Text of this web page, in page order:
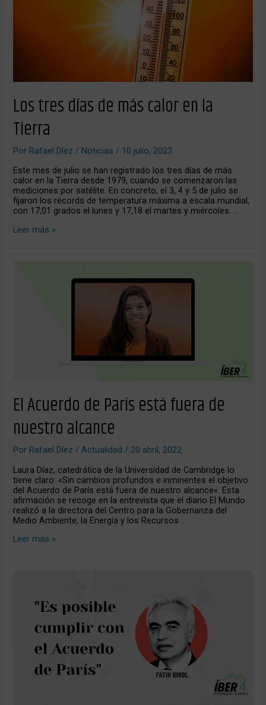
Los tres días de más calor en la
Tierra
Por Rafael Díez/ Noticias / 10 julio, 2023
Este mes de julio se han registrado los tres días de más
calor en la Tierra desde 1979, cuando se comenzaron las
mediciones por satélite. En concreto, el 3, 4 y 5 de julio se
fijaron los récords de temperatura máxima a escala mundial,
con 17,01 grados el lunes y 17,18 el martes y miércoles. …
Leer más »
El Acuerdo de París está fuera de
nuestro alcance
Por Rafael Díez/Actualidad / 20 abril, 2022
Laura Díaz, catedrática de la Universidad de Cambridge lo
tiene claro: «Sin cambios profundos e inminentes el objetivo
del Acuerdo de París está fuera de nuestro alcance«. Esta
afirmación se recoge en la entrevista que el diario El Mundo
realizó a la directora del Centro para la Gobernanza del
Medio Ambiente, la Energía y los Recursos …
Leer más »
Acuerdo